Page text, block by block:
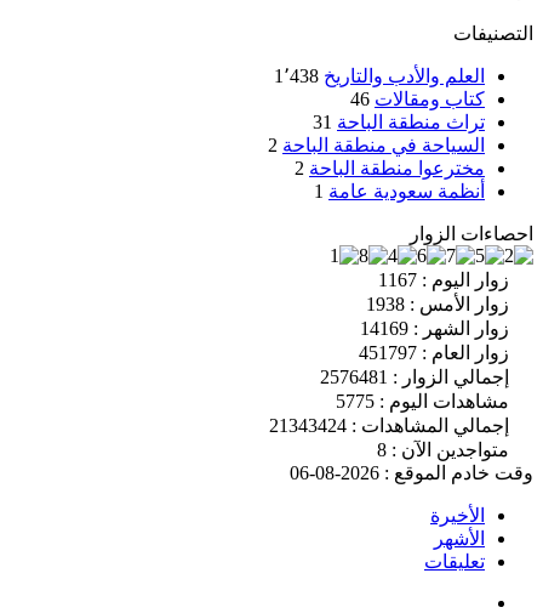
التصنيفات
العلم والأدب والتاريخ 1٬438
كتاب ومقالات 46
تراث منطقة الباحة 31
السياحة في منطقة الباحة 2
مخترعوا منطقة الباحة 2
أنظمة سعودية عامة 1
احصاءات الزوار
زوار اليوم : 1167
زوار الأمس : 1938
زوار الشهر : 14169
زوار العام : 451797
إجمالي الزوار : 2576481
مشاهدات اليوم : 5775
إجمالي المشاهدات : 21343424
متواجدين الآن : 8
وقت خادم الموقع : 2026-08-06
الأخيرة
الأشهر
تعليقات